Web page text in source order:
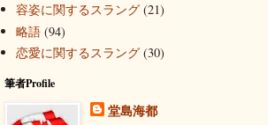
容姿に関するスラング (21)
略語 (94)
恋愛に関するスラング (30)
筆者Profile
堂島海都